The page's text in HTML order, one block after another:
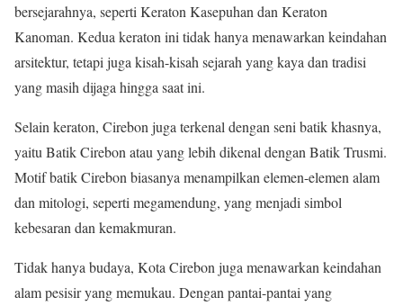
bersejarahnya, seperti Keraton Kasepuhan dan Keraton
Kanoman. Kedua keraton ini tidak hanya menawarkan keindahan
arsitektur, tetapi juga kisah-kisah sejarah yang kaya dan tradisi
yang masih dijaga hingga saat ini.
Selain keraton, Cirebon juga terkenal dengan seni batik khasnya,
yaitu Batik Cirebon atau yang lebih dikenal dengan Batik Trusmi.
Motif batik Cirebon biasanya menampilkan elemen-elemen alam
dan mitologi, seperti megamendung, yang menjadi simbol
kebesaran dan kemakmuran.
Tidak hanya budaya, Kota Cirebon juga menawarkan keindahan
alam pesisir yang memukau. Dengan pantai-pantai yang